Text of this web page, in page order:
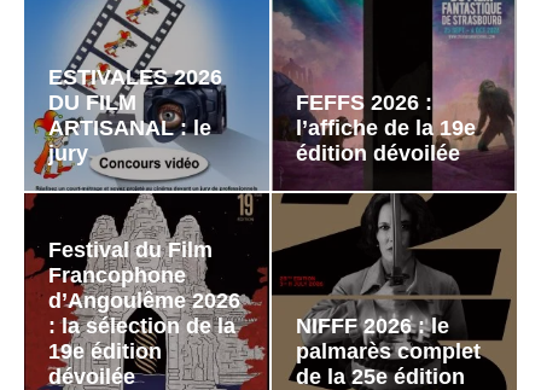
ESTIVALES 2026
DU FILM
ARTISANAL : le
jury
FEFFS 2026 :
l’affiche de la 19e
édition dévoilée
Festival du Film
Francophone
d’Angoulême 2026
: la sélection de la
19e édition
dévoilée
NIFFF 2026 : le
palmarès complet
de la 25e édition